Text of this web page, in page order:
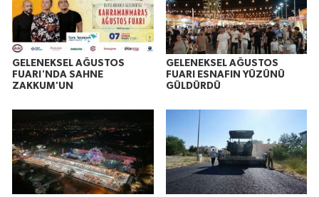
GELENEKSEL AĞUSTOS
FUARI'NDA SAHNE
ZAKKUM'UN
GELENEKSEL AĞUSTOS
FUARI ESNAFIN YÜZÜNÜ
GÜLDÜRDÜ